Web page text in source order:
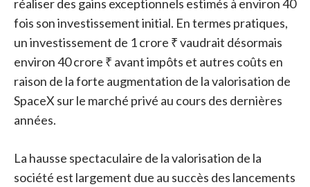
réaliser des gains exceptionnels estimés à environ 40
fois son investissement initial. En termes pratiques,
un investissement de 1 crore ₹ vaudrait désormais
environ 40 crore ₹ avant impôts et autres coûts en
raison de la forte augmentation de la valorisation de
SpaceX sur le marché privé au cours des dernières
années.
La hausse spectaculaire de la valorisation de la
société est largement due au succès des lancements